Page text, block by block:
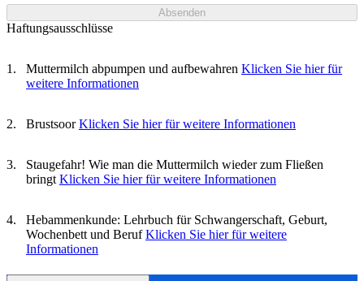
Absenden
Haftungsausschlüsse
Muttermilch abpumpen und aufbewahren Klicken Sie hier für
weitere Informationen
Brustsoor Klicken Sie hier für weitere Informationen
Staugefahr! Wie man die Muttermilch wieder zum Fließen
bringt Klicken Sie hier für weitere Informationen
Hebammenkunde: Lehrbuch für Schwangerschaft, Geburt,
Wochenbett und Beruf Klicken Sie hier für weitere
Informationen